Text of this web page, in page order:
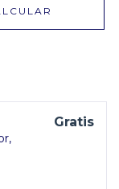
Gratis